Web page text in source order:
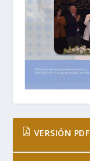
VERSIÓN PDF